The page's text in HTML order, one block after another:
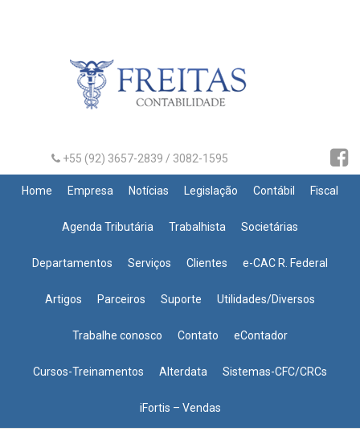
+55 (92) 3657-2839 / 3082-1595
Home Empresa Notícias Legislação Contábil Fiscal
Agenda Tributária Trabalhista Societárias
Departamentos Serviços Clientes e-CAC R. Federal
Artigos Parceiros Suporte Utilidades/Diversos
Trabalhe conosco Contato eContador
Cursos-Treinamentos Alterdata Sistemas-CFC/CRCs
iFortis – Vendas